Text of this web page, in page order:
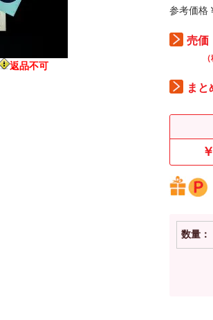
返品不可
参考価格
売価
まと
数量：